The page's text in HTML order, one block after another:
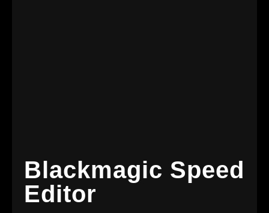
Blackmagic Speed
Editor